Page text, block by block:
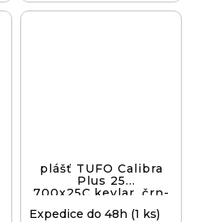
plášť TUFO Calibra
Plus 25
700x25C,kevlar, črn-
Expedice do 48h (1 ks)